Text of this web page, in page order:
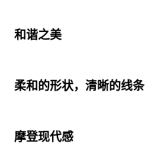
3
和谐之美
3
柔和的形状，清晰的线条
9
摩登现代感